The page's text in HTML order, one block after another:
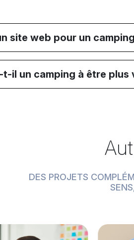
site web pour un
il un camping à être plus
DES PROJETS